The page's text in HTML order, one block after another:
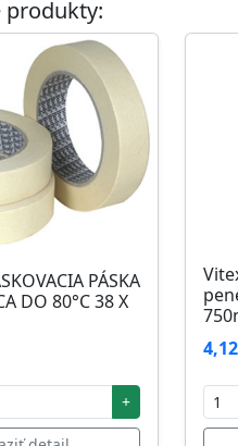
uzavretých obaloch
produkty:
PÁSKA
DO 80°C 38 X
+